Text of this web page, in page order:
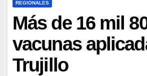
REGIONALES
Más de 16 mil
vacunas
Trujillo